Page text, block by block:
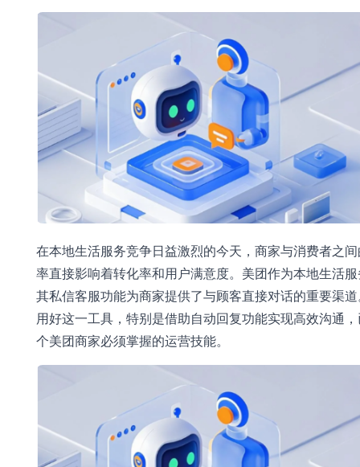
在本地生活服务竞争日益激烈的今天，商家与消费者之
率直接影响着转化率和用户满意度。美团作为本地生活
其私信客服功能为商家提供了与顾客直接对话的重要渠
用好这一工具，特别是借助自动回复功能实现高效沟通
个美团商家必须掌握的运营技能。